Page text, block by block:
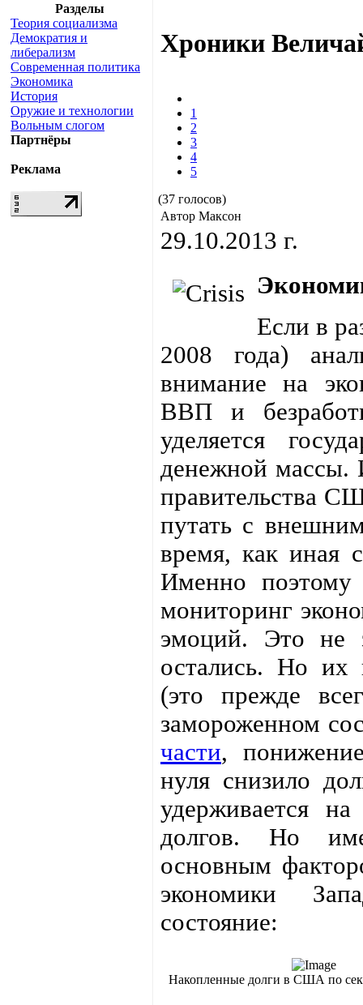
Разделы
Теория социализма
Демократия и
либерализм
Современная политика
Экономика
История
Оружие и технологии
Вольным слогом
Партнёры
Реклама
Хроники
1
2
3
4
5
(37 голосов)
Автор Максон
29.10.2013 г.
Если в
2008 года)
внимание на
ВВП и
уделяется
денежной массы.
правительства
путать с
время, как иная
Именно поэтому
мониторинг
эмоций. Это не
остались. Но их
(это прежде
замороженном
части,
нуля снизило
удерживается
долгов. Но
основным
экономики
состояние:
Накопленные долги в США по